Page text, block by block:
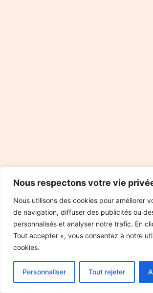
Nous respectons votre vie
Nous utilisons des cookies pour améliorer
de navigation, diffuser des publicités ou
personnalisés et analyser notre trafic. En
Tout accepter », vous consentez à notre
cookies.
Personnaliser Tout rejeter